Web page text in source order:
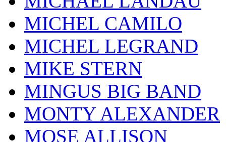
MICHEL CAMILO
MICHEL LEGRAND
MIKE STERN
MINGUS BIG BAND
MONTY ALEXANDER
MOSE ALLISON